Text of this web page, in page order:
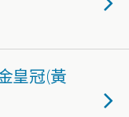
皇冠(黃